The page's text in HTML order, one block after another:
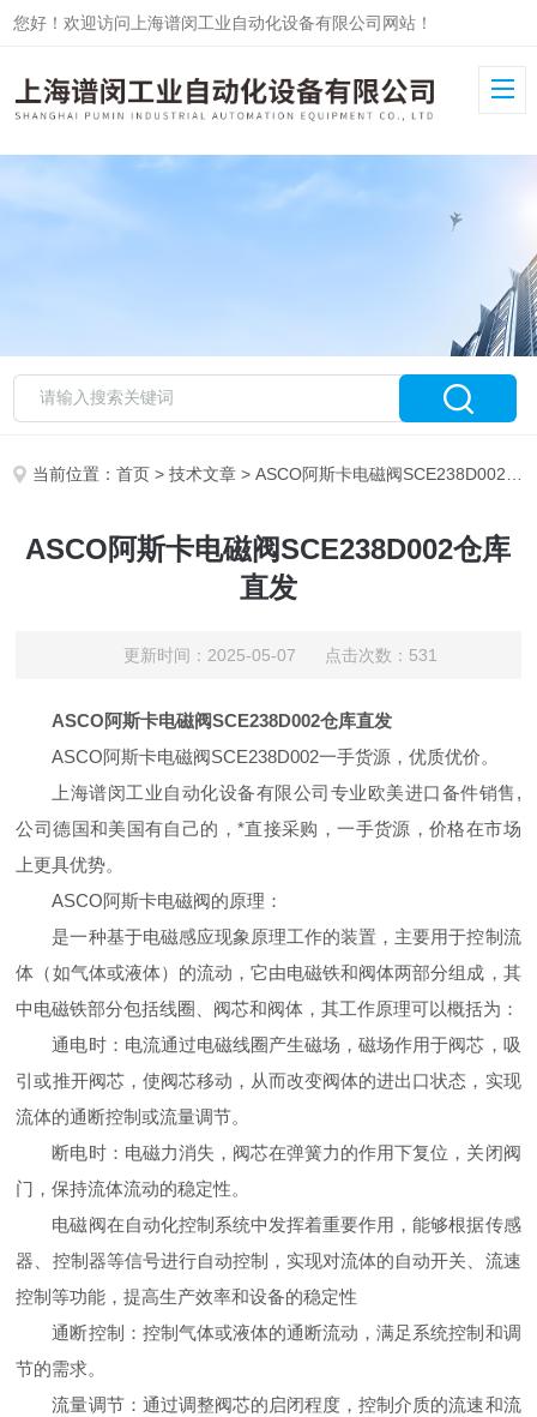
您好！欢迎访问上海谱闵工业自动化设备有限公司网站！
当前位置：首页 >技术文章 > ASCO阿斯卡电磁阀SCE238D002仓库直发
ASCO阿斯卡电磁阀SCE238D002仓库
直发
更新时间：2025-05-07 点击次数：531
ASCO阿斯卡电磁阀SCE238D002仓库直发
ASCO阿斯卡电磁阀SCE238D002一手货源，优质优价。
上海谱闵工业自动化设备有限公司专业欧美进口备件销售,
公司德国和美国有自己的，*直接采购，一手货源，价格在市场
上更具优势。
ASCO阿斯卡电磁阀的原理：
是一种基于电磁感应现象原理工作的装置，主要用于控制流
体（如气体或液体）的流动，它由电磁铁和阀体两部分组成，其
中电磁铁部分包括线圈、阀芯和阀体，其工作原理可以概括为：
通电时：电流通过电磁线圈产生磁场，磁场作用于阀芯，吸
引或推开阀芯，使阀芯移动，从而改变阀体的进出口状态，实现
流体的通断控制或流量调节。
断电时：电磁力消失，阀芯在弹簧力的作用下复位，关闭阀
门，保持流体流动的稳定性。
电磁阀在自动化控制系统中发挥着重要作用，能够根据传感
器、控制器等信号进行自动控制，实现对流体的自动开关、流速
控制等功能，提高生产效率和设备的稳定性
通断控制：控制气体或液体的通断流动，满足系统控制和调
节的需求。
流量调节：通过调整阀芯的启闭程度，控制介质的流速和流